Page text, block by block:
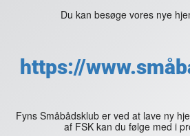
Du kan besøge vores nye
https://
Fyns Småbådsklub er ved at lave ny
af FSK kan du følge med i